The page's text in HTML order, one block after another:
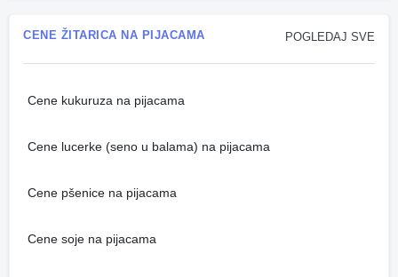
POGLEDAJ SVE
CENE ŽITARICA NA PIJACAMA
Cene kukuruza na pijacama
Cene lucerke (seno u balama) na pijacama
Cene pšenice na pijacama
Cene soje na pijacama